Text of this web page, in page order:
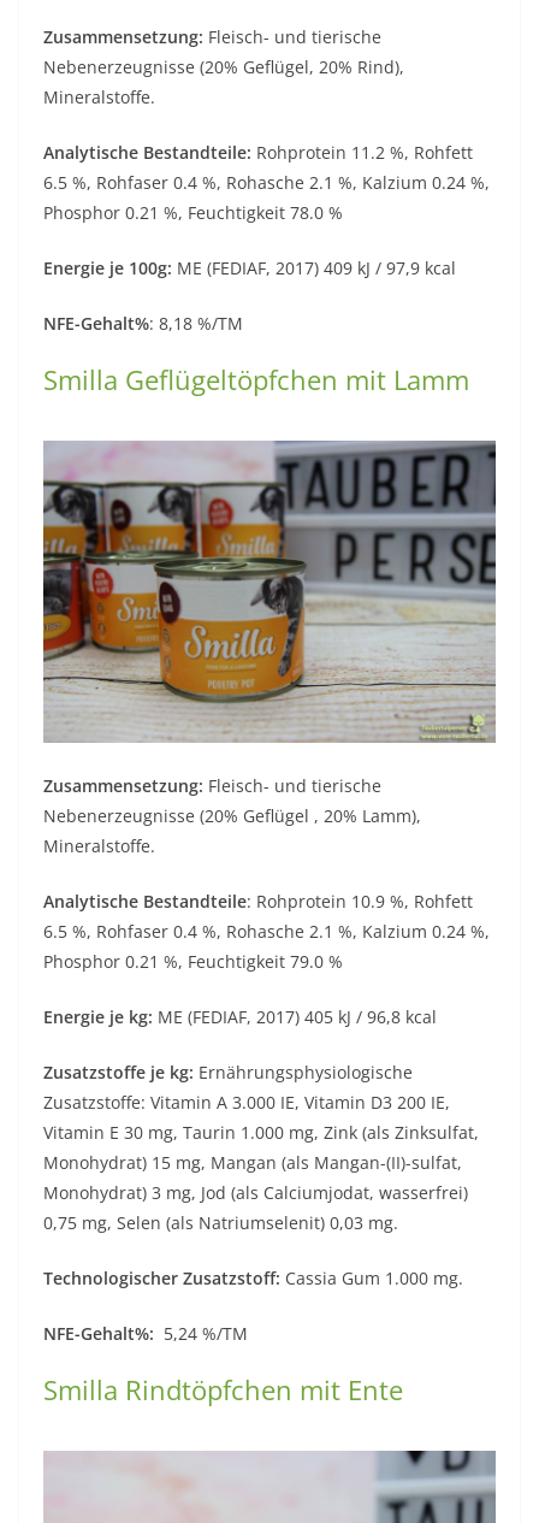
Zusammensetzung: Fleisch- und tierische
Nebenerzeugnisse (20% Geflügel, 20% Rind),
Mineralstoffe.
Analytische Bestandteile: Rohprotein 11.2 %, Rohfett
6.5 %, Rohfaser 0.4 %, Rohasche 2.1 %, Kalzium 0.24 %,
Phosphor 0.21 %, Feuchtigkeit 78.0 %
Energie je 100g: ME (FEDIAF, 2017) 409 kJ / 97,9 kcal
NFE-Gehalt%: 8,18 %/TM
Smilla Geflügeltöpfchen mit Lamm
Zusammensetzung: Fleisch- und tierische
Nebenerzeugnisse (20% Geflügel , 20% Lamm),
Mineralstoffe.
Analytische Bestandteile: Rohprotein 10.9 %, Rohfett
6.5 %, Rohfaser 0.4 %, Rohasche 2.1 %, Kalzium 0.24 %,
Phosphor 0.21 %, Feuchtigkeit 79.0 %
Energie je kg: ME (FEDIAF, 2017) 405 kJ / 96,8 kcal
Zusatzstoffe je kg: Ernährungsphysiologische
Zusatzstoffe: Vitamin A 3.000 IE, Vitamin D3 200 IE,
Vitamin E 30 mg, Taurin 1.000 mg, Zink (als Zinksulfat,
Monohydrat) 15 mg, Mangan (als Mangan-(II)-sulfat,
Monohydrat) 3 mg, Jod (als Calciumjodat, wasserfrei)
0,75 mg, Selen (als Natriumselenit) 0,03 mg.
Technologischer Zusatzstoff: Cassia Gum 1.000 mg.
NFE-Gehalt%: 5,24 %/TM
Smilla Rindtöpfchen mit Ente